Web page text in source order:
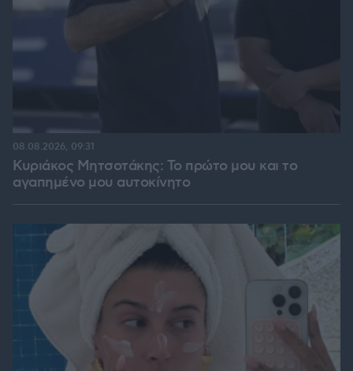
Κυριάκος Μητσοτάκης: Το πρώτο μου και το
αγαπημένο μου αυτοκίνητο
08.08.2026, 09:31